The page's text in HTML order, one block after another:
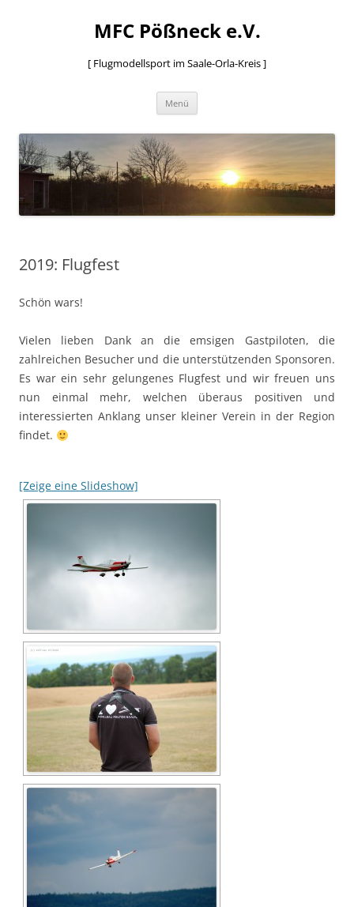
MFC Pößneck e.V.
[ Flugmodellsport im Saale-Orla-Kreis ]
Menü
2019: Flugfest
Schön wars!
Vielen lieben Dank an die emsigen Gastpiloten, die
zahlreichen Besucher und die unterstützenden Sponsoren.
Es war ein sehr gelungenes Flugfest und wir freuen uns
nun einmal mehr, welchen überaus positiven und
interessierten Anklang unser kleiner Verein in der Region
findet.
[Zeige eine Slideshow]